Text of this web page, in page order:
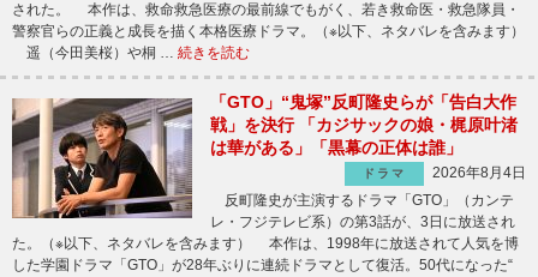
された。 本作は、救命救急医療の最前線でもがく、若き救命医・救急隊員・
警察官らの正義と成長を描く本格医療ドラマ。（※以下、ネタバレを含みます）
遥（今田美桜）や桐 … 続きを読む
「GTO」“鬼塚”反町隆史らが「告白大作
戦」を決行 「カジサックの娘・梶原叶渚
は華がある」「黒幕の正体は誰」
ドラマ
2026年8月4日
反町隆史が主演するドラマ「GTO」（カンテ
レ・フジテレビ系）の第3話が、3日に放送され
た。（※以下、ネタバレを含みます） 本作は、1998年に放送されて人気を博
した学園ドラマ「GTO」が28年ぶりに連続ドラマとして復活。50代になった“